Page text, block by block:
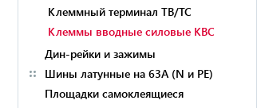
Клеммный терминал ТВ/ТС
Клеммы вводные силовые КВС
Дин-рейки и зажимы
Шины латунные на 63А (N и PE)
Площадки самоклеящиеся